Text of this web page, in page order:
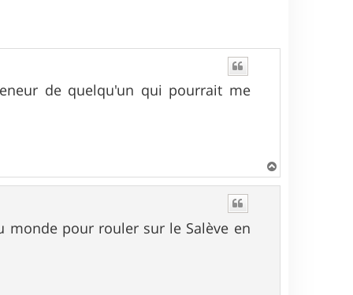
de quelqu'un qui pourrait me
a
monde pour rouler sur le Salève en